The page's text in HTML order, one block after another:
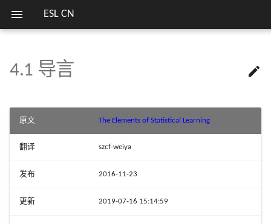
ESL CN
序言
2.3 两种预测的简单方法
2.4 统计判别理论
2.5 高维问题的局部方法
5.3 滤波和特征提取
5.4 光滑样条
5.5 光滑参数的自动选择
6.2 选择核的宽度
6.3IR
6.4IRp
R p
中的结构化局部回归模
7.5 样本内预测误差的估计
8 模型推断和平均
9 增广模型，树，
以及相关方法
9.4 多元自适应回归样条
10.5 为什么是指数损失
11.5 训练神经网络的一些
12.5 灵活判别分析
近邻
13.5 计算上的考虑
14 非监督学习
14.5 主成分、主曲线与主
15 随机森林
文献笔记
文献笔记
实验重现
模拟 Fig. 7.3
比较总结
SVM 处理线性和非线性类

4.1 导言
原文 The Elements of Statistical Learning
翻译 szcf-weiya
发布 2016-11-23
更新 2019-07-16 15:14:59